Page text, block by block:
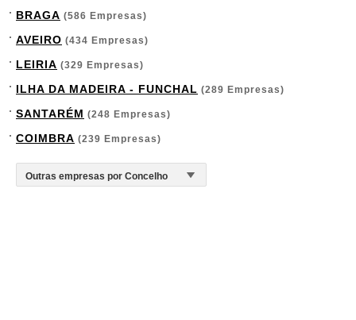
BRAGA (586 Empresas)
AVEIRO (434 Empresas)
LEIRIA (329 Empresas)
ILHA DA MADEIRA - FUNCHAL (289 Empresas)
SANTARÉM (248 Empresas)
COIMBRA (239 Empresas)